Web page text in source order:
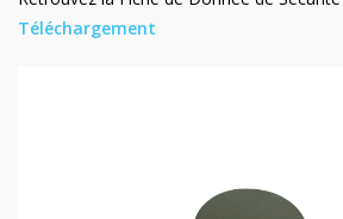
Téléchargement